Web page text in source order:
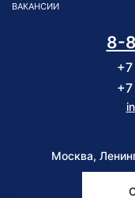
ВАКАНСИИ
8-
Москва,